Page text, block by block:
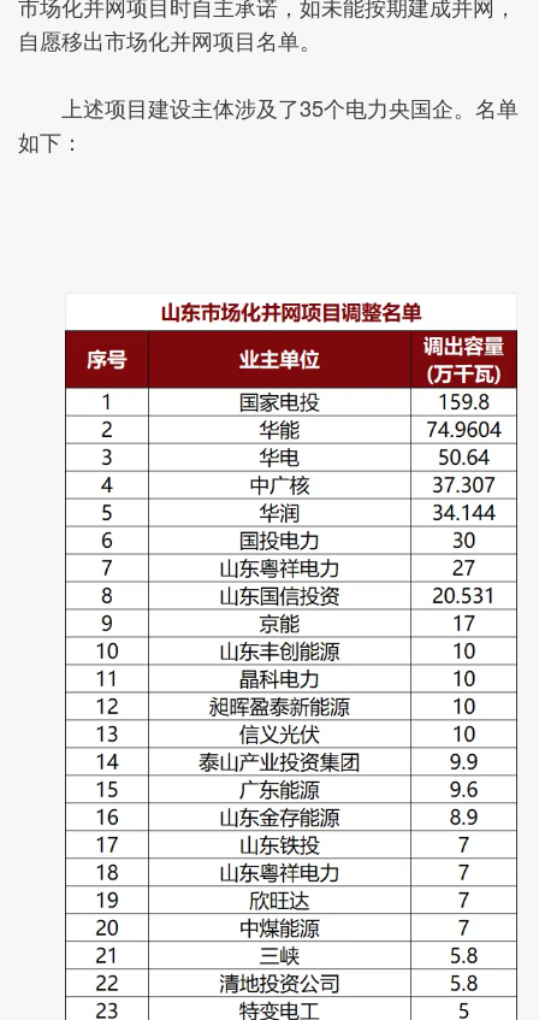
自愿移出市场化并网项目名单。
上述项目建设主体涉及了35个电力央国企。名单
如下：